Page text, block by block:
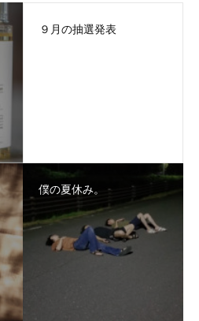
９月の抽選発表
僕の夏休み。